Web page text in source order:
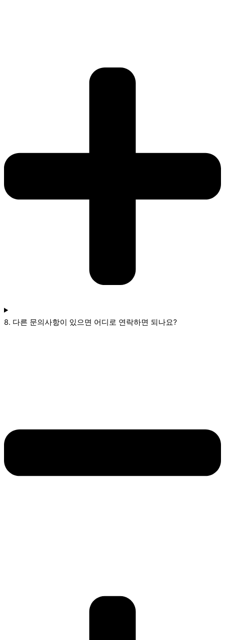
8. 다른 문의사항이 있으면 어디로 연락하면 되나요?